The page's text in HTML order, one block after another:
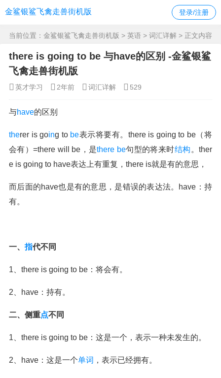
金鲨银鲨飞禽走兽街机版 登录/注册
当前位置： 金鲨银鲨飞禽走兽街机版 > 英语 > 词汇详解 > 正文内容
there is going to be 与have的区别 -金鲨银鲨
飞禽走兽街机版
英才学习 2年前 词汇详解 529
与have的区别
therer is going to be表示将要有。there is going to be（将
会有）=there will be，是there be句型的将来时结构 。ther
e is going to have表达上有重复，there is就是有的意思，
而后面的have也是有的意思，是错误的表达法。have：持
有。
一、指代不同
1、there is going to be：将会有。
2、have：持有。
二、侧重点不同
1、there is going to be：这是一个，表示一种未发生的。
2、have：这是一个单词 ，表示已经拥有。